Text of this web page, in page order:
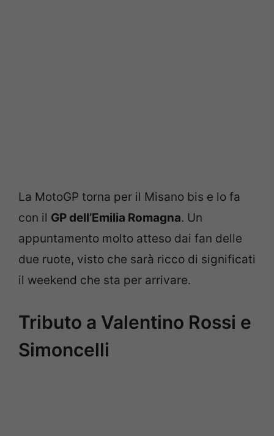
La MotoGP torna per il Misano bis e lo fa
con il GP dell’Emilia Romagna. Un
appuntamento molto atteso dai fan delle
due ruote, visto che sarà ricco di significati
il weekend che sta per arrivare.
Tributo a Valentino Rossi e
Simoncelli